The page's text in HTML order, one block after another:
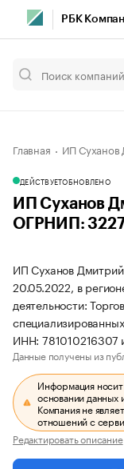
РБК
Главная ИП Суханов
ДЕЙСТВУЕТОБНОВЛЕНО
ИП Суханов
ОГРНИП:
ИП Суханов
20.05.2022, в
деятельности:
ИНН: 781010216307
Данные получены из
Информация
основании данных
Компания не
отношений с
Редактировать описание